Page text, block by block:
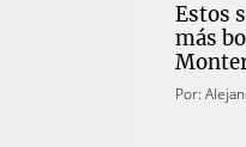
Estos
más
Por: